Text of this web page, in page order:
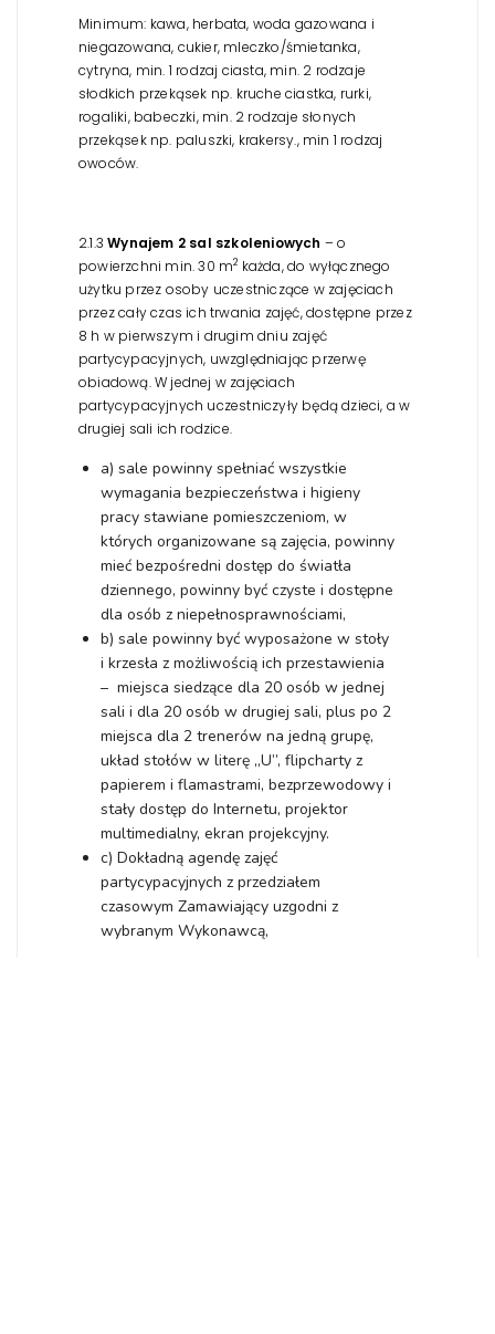
Minimum: kawa, herbata, woda gazowana i
niegazowana, cukier, mleczko/śmietanka,
cytryna, min. 1 rodzaj ciasta, min. 2 rodzaje
słodkich przekąsek np. kruche ciastka, rurki,
rogaliki, babeczki, min. 2 rodzaje słonych
przekąsek np. paluszki, krakersy., min 1 rodzaj
owoców.
2.1.3Wynajem 2 sal szkoleniowych – o
powierzchni min. 30 m2 każda, do wyłącznego
użytku przez osoby uczestniczące w zajęciach
przez cały czas ich trwania zajęć, dostępne przez
8 h w pierwszym i drugim dniu zajęć
partycypacyjnych, uwzględniając przerwę
obiadową. W jednej w zajęciach
partycypacyjnych uczestniczyły będą dzieci, a w
drugiej sali ich rodzice.
a) sale powinny spełniać wszystkie
wymagania bezpieczeństwa i higieny
pracy stawiane pomieszczeniom, w
których organizowane są zajęcia, powinny
mieć bezpośredni dostęp do światła
dziennego, powinny być czyste i dostępne
dla osób z niepełnosprawnościami,
b) sale powinny być wyposażone w stoły
i krzesła z możliwością ich przestawienia
– miejsca siedzące dla 20 osób w jednej
sali i dla 20 osób w drugiej sali, plus po 2
miejsca dla 2 trenerów na jedną grupę,
układ stołów w literę „U”, flipcharty z
papierem i flamastrami, bezprzewodowy i
stały dostęp do Internetu, projektor
multimedialny, ekran projekcyjny.
c) Dokładną agendę zajęć
partycypacyjnych z przedziałem
czasowym Zamawiający uzgodni z
wybranym Wykonawcą,